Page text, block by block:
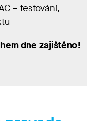
– testování,
dne zajištěno!